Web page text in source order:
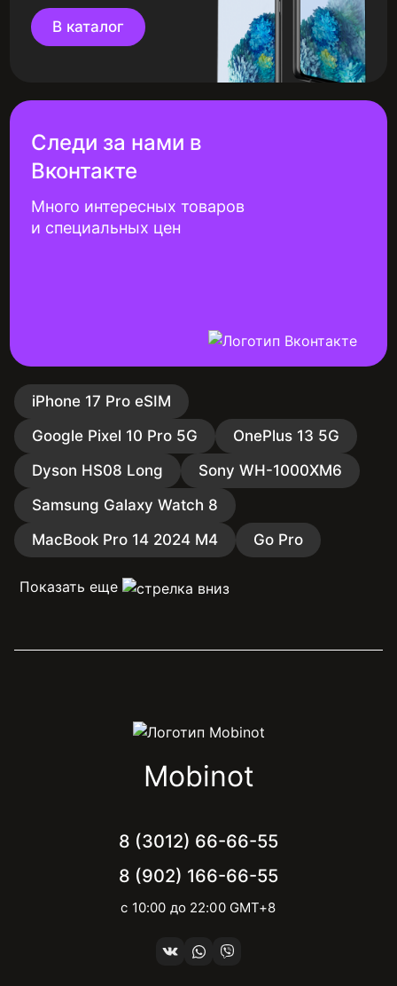
В каталог
Следи за нами в
Вконтакте
Много интересных товаров
и специальных цен
iPhone 17 Pro eSIM
Google Pixel 10 Pro 5G
OnePlus 13 5G
Dyson HS08 Long
Sony WH-1000XM6
Samsung Galaxy Watch 8
MacBook Pro 14 2024 M4
Go Pro
Показать еще
Mobinot
8 (3012) 66-66-55
8 (902) 166-66-55
с 10:00 до 22:00 GMT+8